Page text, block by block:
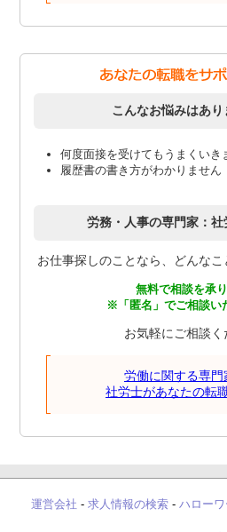
こんなお悩みはあり
何度面接を受けてもうまくいき
履歴書の書き方がわかりません
労務・人事の専門家：社
お仕事探しのことなら、どんなこ
無料で相談を承
※「匿名」でご相談い
お気軽にご相談く
労働に関する専門
社労士があなたの転
運営会社 - 求人情報の検索- ハロー